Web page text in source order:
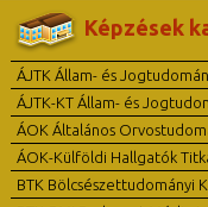
Képzések
ÁJTK Állam- és
ÁJTK-KT Állam- és
ÁOK Általános
ÁOK-Külföldi Hallgatók
BTK Bölcsészettudományi